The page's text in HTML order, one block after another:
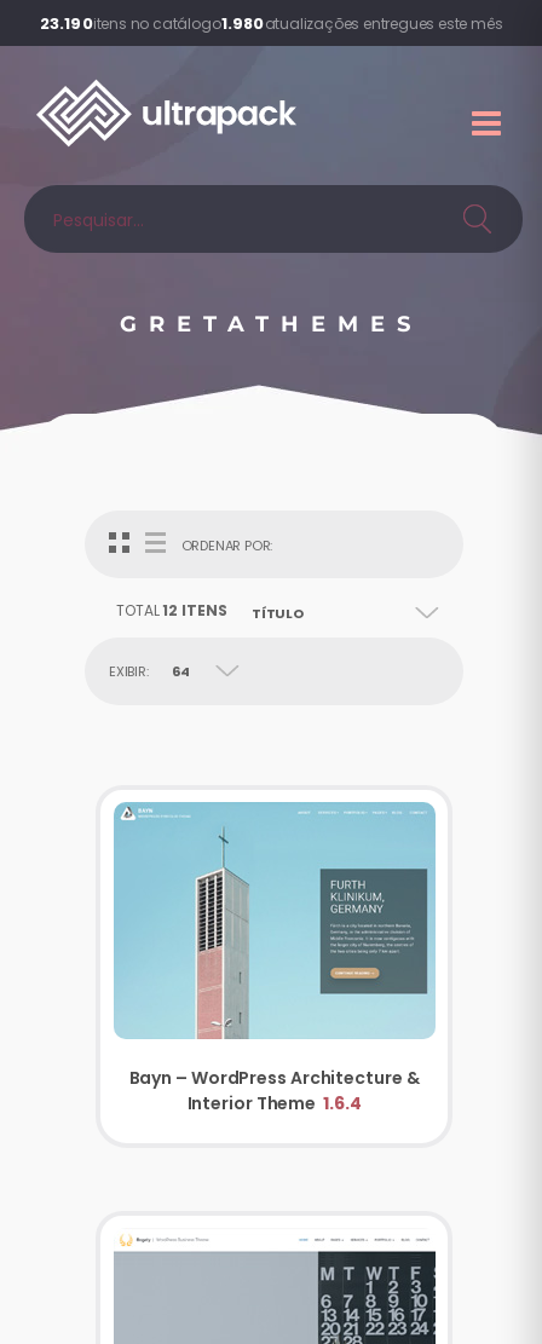
23.190itens no catálogo1.980atualizações entregues este mês
GRETATHEMES
ORDENAR POR:
TÍTULO
TOTAL12 ITENS
EXIBIR: 64
Bayn – WordPress Architecture &
Interior Theme 1.6.4